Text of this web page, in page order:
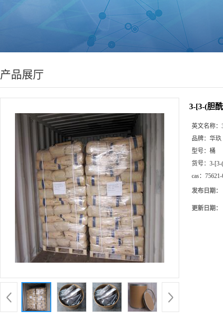
产品展厅
3-[3-(胆
英文名称：
品牌： 华玖
型号： 桶
货号： 3-[3-
cas：
发布日期：
更新日期：